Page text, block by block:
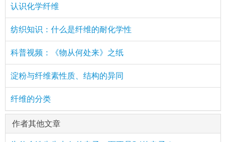
认识化学纤维
纺织知识：什么是纤维的耐化学性
科普视频：《物从何处来》之纸
淀粉与纤维素性质、结构的异同
纤维的分类
作者其他文章